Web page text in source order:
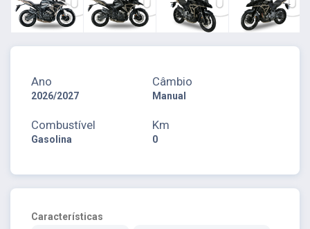
Ano
2026/2027
Câmbio
Manual
Combustível
Gasolina
Km
0
Características